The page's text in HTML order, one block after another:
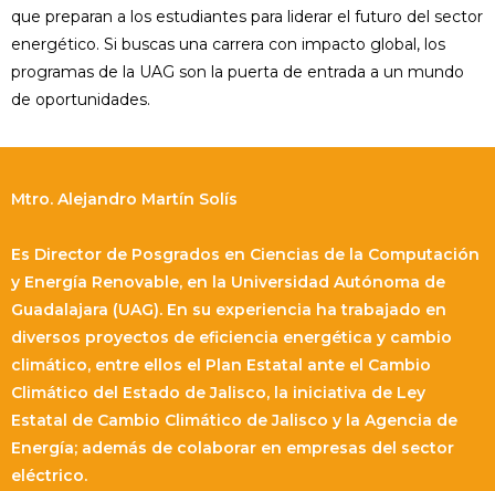
que preparan a los estudiantes para liderar el futuro del sector
energético. Si buscas una carrera con impacto global, los
programas de la UAG son la puerta de entrada a un mundo
de oportunidades.
Mtro. Alejandro Martín Solís
Es Director de Posgrados en Ciencias de la Computación
y Energía Renovable, en la Universidad Autónoma de
Guadalajara (UAG). En su experiencia ha trabajado en
diversos proyectos de eficiencia energética y cambio
climático, entre ellos el Plan Estatal ante el Cambio
Climático del Estado de Jalisco, la iniciativa de Ley
Estatal de Cambio Climático de Jalisco y la Agencia de
Energía; además de colaborar en empresas del sector
eléctrico.